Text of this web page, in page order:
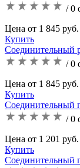
/ 0
Цена от 1 845
Купить
Соединительный
/ 0
Цена от 1 845
Купить
Соединительный
/ 0
Цена от 1 201
Купить
Соединительный